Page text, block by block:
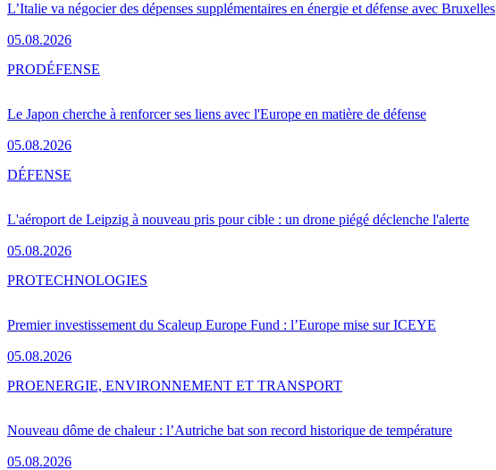
L’Italie va négocier des dépenses supplémentaires en énergie et défense avec Bruxelles
05.08.2026
Le Japon cherche à renforcer ses liens avec l'Europe en matière de défense
05.08.2026
PRODÉFENSE
L'aéroport de Leipzig à nouveau pris pour cible : un drone piégé déclenche l'alerte
05.08.2026
DÉFENSE
Premier investissement du Scaleup Europe Fund : l’Europe mise sur ICEYE
05.08.2026
PROTECHNOLOGIES
Nouveau dôme de chaleur : l’Autriche bat son record historique de température
05.08.2026
PROENERGIE, ENVIRONNEMENT ET TRANSPORT